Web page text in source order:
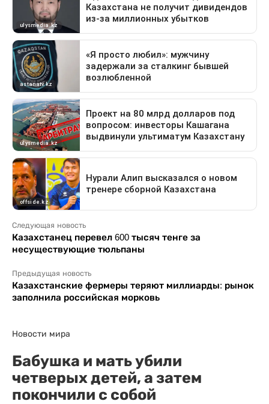
Следующая новость
Казахстанец перевел 600 тысяч тенге за
несуществующие тюльпаны
Предыдущая новость
Казахстанские фермеры теряют миллиарды: рынок
заполнила российская морковь
Новости мира
Бабушка и мать убили
четверых детей, а затем
покончили с собой